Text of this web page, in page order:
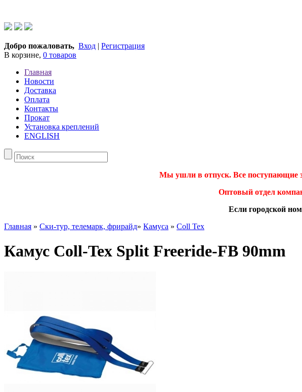
Добро пожаловать, Вход | Регистрация
В корзине, 0 товаров
Главная
Новости
Доставка
Оплата
Контакты
Прокат
Установка креплений
ENGLISH
Мы ушли в отпуск. Все поступающие
Оптовый отдел
Если городской
Главная » Ски-тур, телемарк, фрирайд» Камуса » Coll Tex
Камус Coll-Tex Split Freeride-FB 90mm